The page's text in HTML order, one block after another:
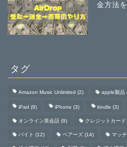
金方法
タグ
Amazon Music Unlimited (2) apple製品
iPad (9) iPhone (3) kindle (3)
オンライン英会話 (9) クレジットカード
バイト (12) ペアーズ (14) マッ